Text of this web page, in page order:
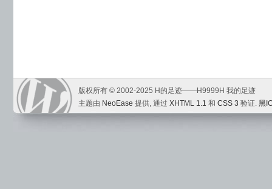
版权所有 © 2002-2025 H的足迹——H9999H 我的足迹
主题由 NeoEase 提供, 通过 XHTML 1.1 和 CSS 3 验证. 黑